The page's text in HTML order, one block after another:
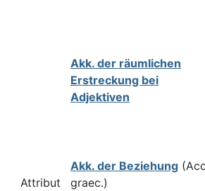
Attribut
Akk. der räumlichen
Erstreckung bei
Adjektiven
Akk. der Beziehung
graec.)